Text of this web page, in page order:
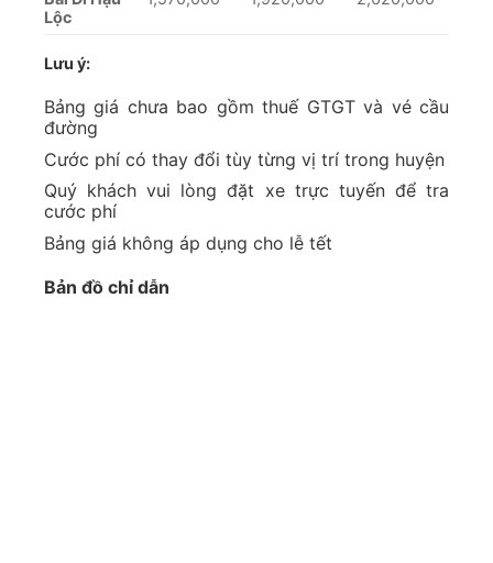
Lộc
Lưu ý:
Bảng giá chưa bao gồm thuế GTGT và vé cầu
đường
Cước phí có thay đổi tùy từng vị trí trong huyện
Quý khách vui lòng đặt xe trực tuyến để tra
cước phí
Bảng giá không áp dụng cho lễ tết
Bản đồ chỉ dẫn